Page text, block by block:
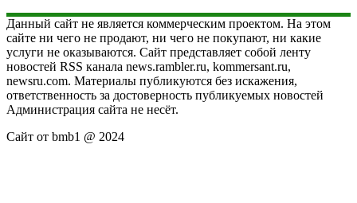
Данный сайт не является коммерческим проектом. На этом
сайте ни чего не продают, ни чего не покупают, ни какие
услуги не оказываются. Сайт представляет собой ленту
новостей RSS канала news.rambler.ru, kommersant.ru,
newsru.com. Материалы публикуются без искажения,
ответственность за достоверность публикуемых новостей
Администрация сайта не несёт.
Сайт от bmb1 @ 2024